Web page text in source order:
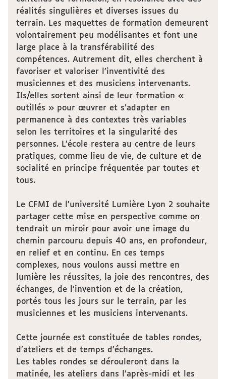
réalités singulières et diverses issues du
terrain. Les maquettes de formation demeurent
volontairement peu modélisantes et font une
large place à la transférabilité des
compétences. Autrement dit, elles cherchent à
favoriser et valoriser l’inventivité des
musiciennes et des musiciens intervenants.
Ils/elles sortent ainsi de leur formation «
outillés » pour œuvrer et s’adapter en
permanence à des contextes très variables
selon les territoires et la singularité des
personnes. L’école restera au centre de leurs
pratiques, comme lieu de vie, de culture et de
socialité en principe fréquentée par toutes et
tous.
Le CFMI de l’université Lumière Lyon 2 souhaite
partager cette mise en perspective comme on
tendrait un miroir pour avoir une image du
chemin parcouru depuis 40 ans, en profondeur,
en relief et en continu. En ces temps
complexes, nous voulons aussi mettre en
lumière les réussites, la joie des rencontres, des
échanges, de l’invention et de la création,
portés tous les jours sur le terrain, par les
musiciennes et les musiciens intervenants.
Cette journée est constituée de tables rondes,
d’ateliers et de temps d’échanges.
Les tables rondes se dérouleront dans la
matinée, les ateliers dans l’après-midi et les